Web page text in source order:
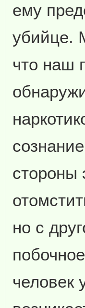
ему
убийце.
что наш
стороны
но с
человек